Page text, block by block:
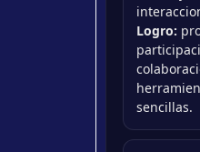
Logro:
sencillas.